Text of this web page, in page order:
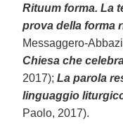
Rituum forma. La
prova della forma
Messaggero-
Chiesa che
2017);La parola
linguaggio
Paolo, 2017).